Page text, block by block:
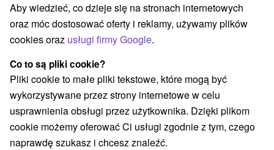
Kategorie
Wszystkie kategorie
Zamki(1)
Areny laserowe i paintball
Wieże obserwacyjne i chodniki(5)
Zamki, pałace, ruiny(3)
Loty widokowe i rejsy wycieczkowe(1) Sporty(11)
Jazda konna(3) Skanseny (6) Chaty górskie(19)
Ośrodki i miasteczka dziecięce(8)
Aby wiedzieć, co dzieje się na stronach internetowych
oraz móc dostosować oferty i reklamy, używamy plików
cookies oraz usługi firmy Google.
Co to są pliki cookie?
Pliki cookie to małe pliki tekstowe, które mogą być
wykorzystywane przez strony internetowe w celu
usprawnienia obsługi przez użytkownika. Dzięki plikom
cookie możemy oferować Ci usługi zgodnie z tym, czego
naprawdę szukasz i chcesz znaleźć.